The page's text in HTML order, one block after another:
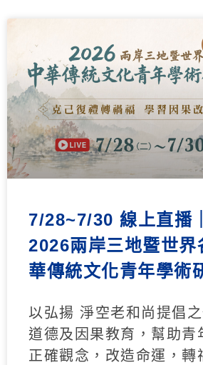
7/28~7/30 線上直播｜
2026兩岸三地暨世界
華傳統文化青年學術
以弘揚 淨空老和尚提倡之
道德及因果教育，幫助青
正確觀念，改造命運，轉